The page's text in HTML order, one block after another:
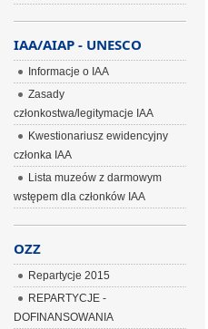
IAA/AIAP - UNESCO
Informacje o IAA
Zasady
członkostwa/legitymacje IAA
Kwestionariusz ewidencyjny
członka IAA
Lista muzeów z darmowym
wstępem dla członków IAA
OZZ
Repartycje 2015
REPARTYCJE -
DOFINANSOWANIA